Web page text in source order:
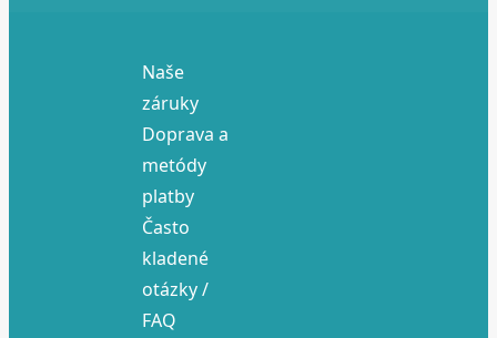
Naše
záruky
Doprava a
metódy
platby
Často
kladené
otázky /
FAQ